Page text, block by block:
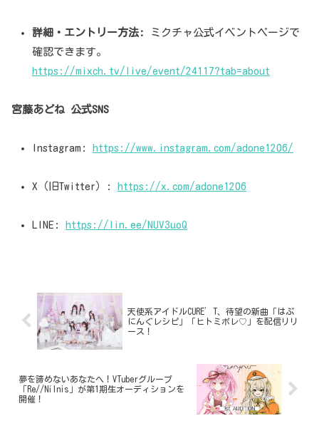
詳細・エントリー方法:
ミクチャ公式イベントページで
確認できます。
https://mixch.tv/live/event/24117?tab=about
宮藤あどね 公式SNS
Instagram: https://www.instagram.com/adone1206/
X（旧Twitter）: https://x.com/adone1206
LINE: https://lin.ee/NUV3uoQ
天使系アイドルCURE’T、待望の新曲「はぷ
にんぐレシピ」「ヒトミボレ♡」を配信リリ
ース！
夢を諦めないあなたへ！VTuberグループ
「Re//Nilnis」が第1期生オーディションを
開催！